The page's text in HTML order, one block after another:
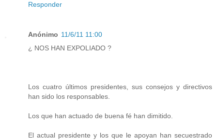
Responder
Anónimo 11/6/11 11:00
¿ NOS HAN EXPOLIADO ?
Los cuatro últimos presidentes, sus consejos y directivos
han sido los responsables.
Los que han actuado de buena fé han dimitido.
El actual presidente y los que le apoyan han secuestrado